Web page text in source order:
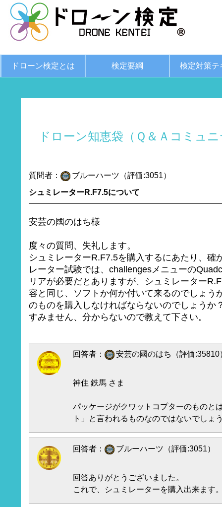
ドローン検定とは 検定要綱 検定対策テ
ドローン知恵袋（Ｑ＆Ａコミュ
質問者：
ブルーハーツ（評価:3051）
シュミレーターR.F7.5について
安芸の國のはち様
度々の質問、失礼します。
シュミレーターR.F7.5を購入するにあたり、確
レーター試験では、challengesメニューの
リアが必要だとありますが、シュミレーター
容と同じ、ソフトか何か付いて来るのでしょう
のものを購入しなければならないのでしょうか
すみません、分からないので教えて下さい。
回答者： 安芸の國のはち（評価:35810
神住 鉄馬 さま
パッケージがクワットコプターのものと
ト」と言われるものなのではないでしょ
回答者： ブルーハーツ（評価:3051）
回答ありがとうございました。
これで、シュミレーターを購入出来ます